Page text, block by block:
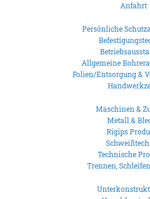
Anfahrt
Persönliche
Allgemeine
Folien/Entsorgung &
Maschinen &
Metall &
Rigips
Technische
Trennen,